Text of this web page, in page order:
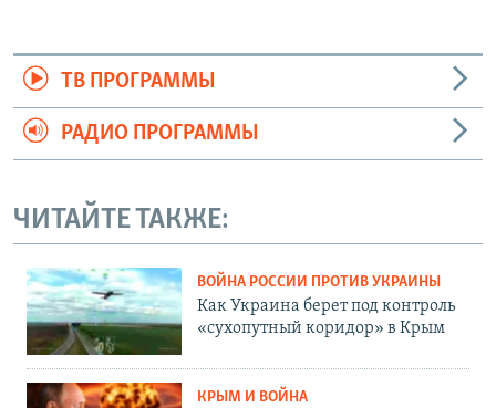
ТВ ПРОГРАММЫ
РАДИО ПРОГРАММЫ
ЧИТАЙТЕ ТАКЖЕ:
ВОЙНА РОССИИ ПРОТИВ УКРАИНЫ
Как Украина берет под контроль
«сухопутный коридор» в Крым
КРЫМ И ВОЙНА